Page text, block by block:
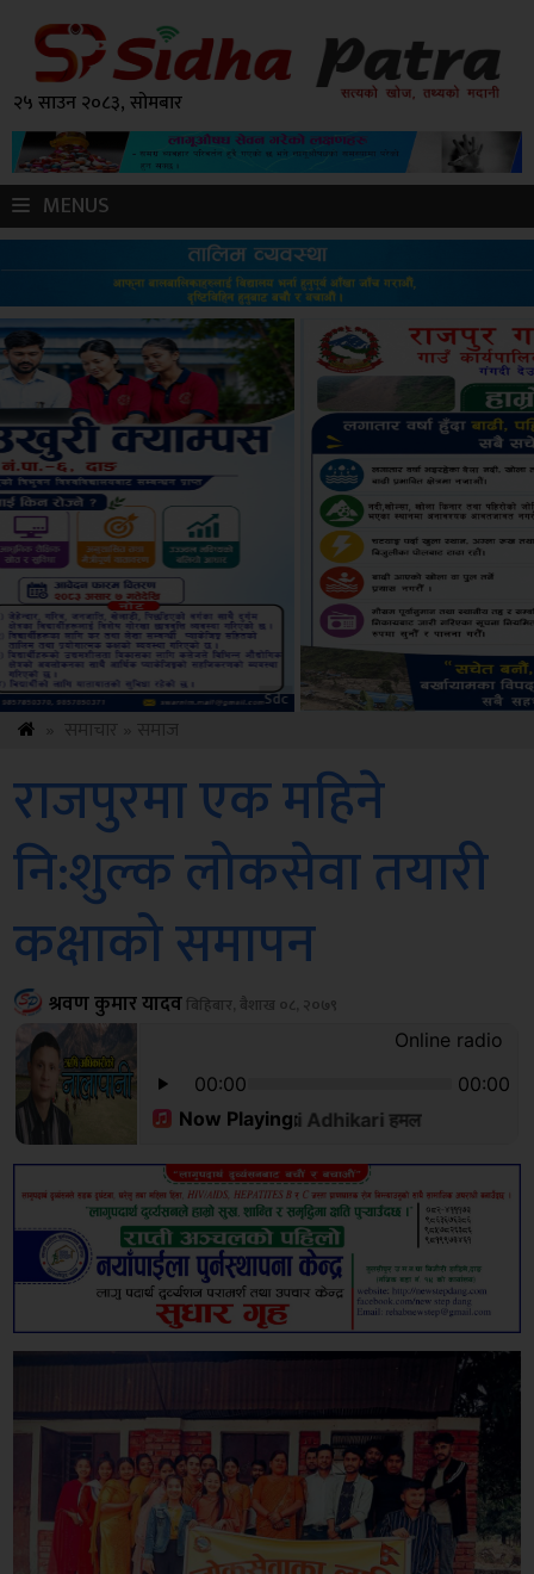
२५ साउन २०८३, सोमबार
MENUS
Ggp
राजपुरमा एक महिने
नि:शुल्क लोकसेवा तयारी
कक्षाको समापन
श्रवण कुमार यादवबिहिबार, बैशाख ०८, २०७९